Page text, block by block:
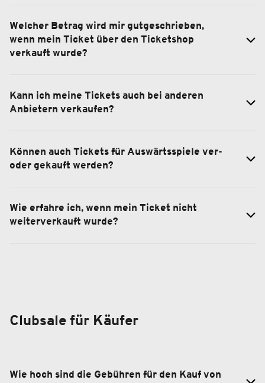
Welcher Betrag wird mir gutgeschrieben,
wenn mein Ticket über den Ticketshop
verkauft wurde?
Kann ich meine Tickets auch bei anderen
Anbietern verkaufen?
Können auch Tickets für Auswärtsspiele ver-
oder gekauft werden?
Wie erfahre ich, wenn mein Ticket nicht
weiterverkauft wurde?
Clubsale für Käufer
Wie hoch sind die Gebühren für den Kauf von